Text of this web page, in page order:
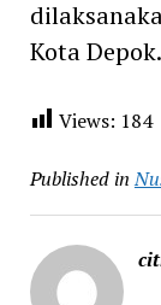
Kota
Views: 184
Published in